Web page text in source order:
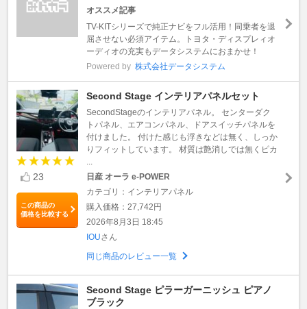
オススメ記事
TV-KITシリーズで純正ナビをフル活用！同乗者を退
屈させない必須アイテム。トヨタ・ディスプレィオ
ーディオの充実もデータシステムにおまかせ！
Powered by 株式会社データシステム
23
この商品の
価格を比較する
Second Stage インテリアパネルセット
SecondStageのインテリアパネル。 センターダク
トパネル、エアコンパネル、ドアスイッチパネルを
付けました。 付けた感じも浮きなどは無く、しっか
りフィットしています。 材質は艶消しでは無くピカ
日産 オーラ e-POWER
カテゴリ：インテリアパネル
購入価格：27,742円
2026年8月3日 18:45
IOUさん
同じ商品のレビュー一覧
Second Stage ピラーガーニッシュ ピアノ
ブラック